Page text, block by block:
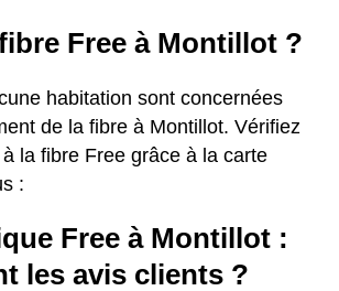
Free à Montillot ?
habitation sont concernées
de la fibre à Montillot. Vérifiez
la fibre Free grâce à la carte
:
Free à Montillot :
les avis clients ?